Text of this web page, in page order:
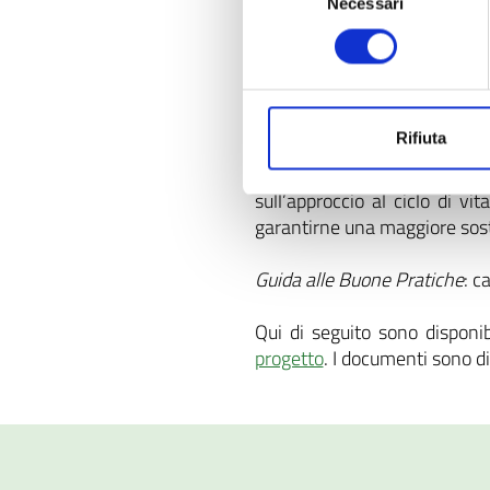
Rifiuta
Piano d’azione: composto di
valorizzare il
supportare schemi di
Roadmap per l’uso
sull’approccio al ciclo di
garantirne una maggiore
Guida alle Buone Pratiche:
Qui di seguito sono
progetto. I documenti sono